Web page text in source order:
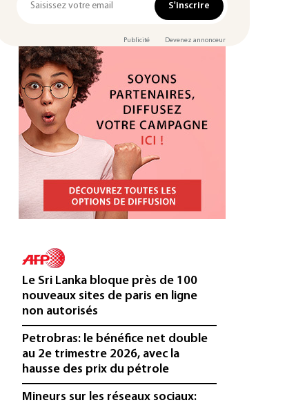
S'inscrire
Publicité Devenez annonceur
Le Sri Lanka bloque près de 100
nouveaux sites de paris en ligne
non autorisés
Petrobras: le bénéfice net double
au 2e trimestre 2026, avec la
hausse des prix du pétrole
Mineurs sur les réseaux sociaux: